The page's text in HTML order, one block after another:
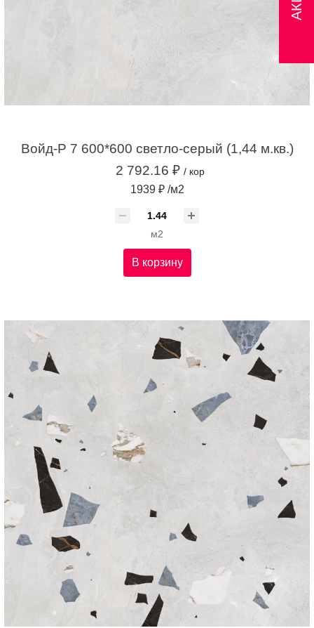
Войд-Р 7 600*600 светло-серый (1,44 м.кв.)
2 792.16 ₽ / кор
1939 ₽ /м2
м2
В корзину